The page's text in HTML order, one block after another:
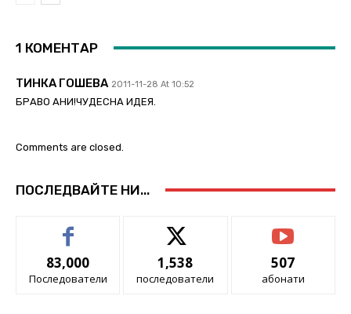
1 КОМЕНТАР
ТИНКА ГОШЕВА 2011-11-28 At 10:52
БРАВО АНИ!ЧУДЕСНА ИДЕЯ.
Comments are closed.
ПОСЛЕДВАЙТЕ НИ...
83,000
Последователи
1,538
последователи
507
абонати